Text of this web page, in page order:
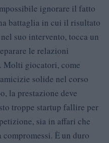
ignorare il fatto
battaglia in cui il risultato
suo intervento, tocca un
le relazioni
Molti giocatori, come
solide nel corso
la prestazione deve
troppe startup fallire per
sia in affari che
È un duro